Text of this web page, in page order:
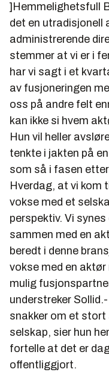
]Hemmelighetsfull
det en utradisjonell
administrerende
stemmer at vi er i
har vi sagt i et
av fusjoneringen
oss på andre felt
kan ikke si hvem
Hun vil heller
tenkte i jakten på
som så i fasen
Hverdag, at vi kom
vokse med et
perspektiv. Vi
sammen med en
beredt i denne
vokse med en
mulig
understreker
snakker om et stort
selskap, sier hun
fortelle at det er
offentliggjort.